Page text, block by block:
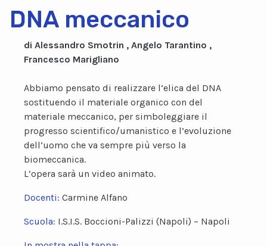
DNA meccanico
di Alessandro Smotrin , Angelo Tarantino ,
Francesco Marigliano
Abbiamo pensato di realizzare l’elica del DNA
sostituendo il materiale organico con del
materiale meccanico, per simboleggiare il
progresso scientifico/umanistico e l’evoluzione
dell’uomo che va sempre più verso la
biomeccanica.
L’opera sarà un video animato.
Docenti: Carmine Alfano
Scuola: I.S.I.S. Boccioni-Palizzi (Napoli) – Napoli